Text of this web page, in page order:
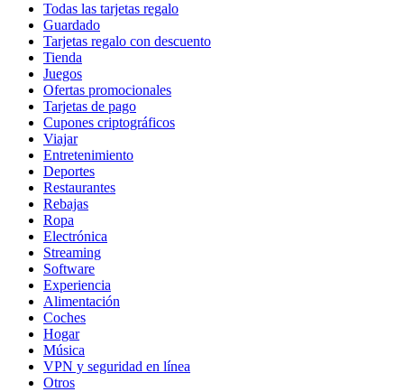
Todas las tarjetas regalo
Guardado
Tarjetas regalo con descuento
Tienda
Juegos
Ofertas promocionales
Tarjetas de pago
Cupones criptográficos
Viajar
Entretenimiento
Deportes
Restaurantes
Rebajas
Ropa
Electrónica
Streaming
Software
Experiencia
Alimentación
Coches
Hogar
Música
VPN y seguridad en línea
Otros